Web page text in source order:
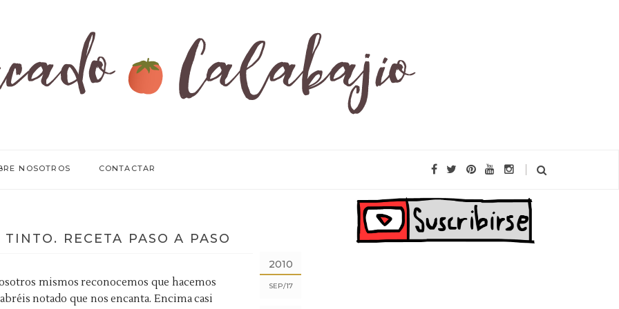
NOSOTROS CONTACTAR
2010
SEP 17
RECETA PASO A PASO
mismos reconocemos que hacemos
notado que nos encanta. Encima casi